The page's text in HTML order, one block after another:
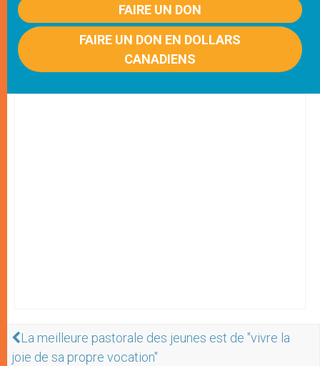
FAIRE UN DON
FAIRE UN DON EN DOLLARS
CANADIENS
La meilleure pastorale des jeunes est de "vivre la
joie de sa propre vocation"